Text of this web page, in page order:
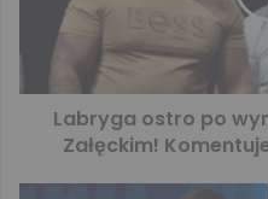
Labryga ostro po
Załęckim!